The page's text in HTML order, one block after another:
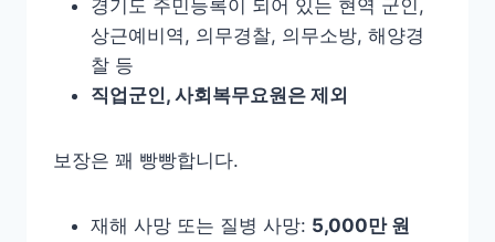
경기도 주민등록이 되어 있는 현역 군인,
상근예비역, 의무경찰, 의무소방, 해양경
찰 등
직업군인, 사회복무요원은 제외
보장은 꽤 빵빵합니다.
재해 사망 또는 질병 사망: 5,000만 원